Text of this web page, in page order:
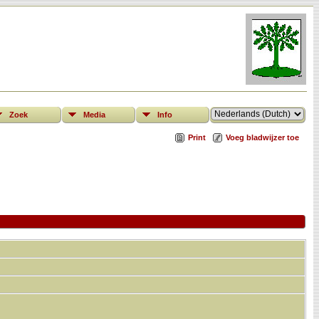
Zoek Media Info
Print Voeg bladwijzer toe